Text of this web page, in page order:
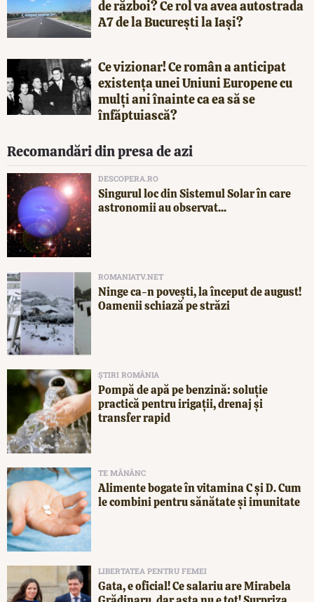
de război? Ce rol va avea autostrada
A7 de la București la Iași?
Ce vizionar! Ce român a anticipat
existența unei Uniuni Europene cu
mulți ani înainte ca ea să se
înfăptuiască?
Recomandări din presa de azi
DESCOPERA.RO
Singurul loc din Sistemul Solar în care
astronomii au observat...
ROMANIATV.NET
Ninge ca-n povești, la început de august!
Oamenii schiază pe străzi
ȘTIRI ROMÂNIA
Pompă de apă pe benzină: soluție
practică pentru irigații, drenaj și
transfer rapid
TE MĂNÂNC
Alimente bogate în vitamina C și D. Cum
le combini pentru sănătate și imunitate
LIBERTATEA PENTRU FEMEI
Gata, e oficial! Ce salariu are Mirabela